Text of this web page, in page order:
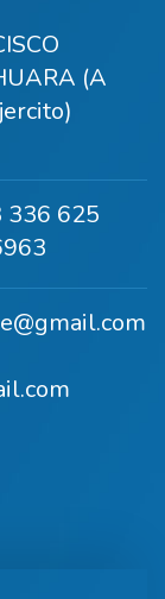
(A
336 625